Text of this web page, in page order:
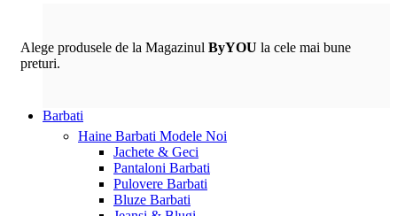
Alege produsele de la Magazinul ByYOU la cele mai bune
preturi.
Barbati
Haine Barbati Modele Noi
Jachete & Geci
Pantaloni Barbati
Pulovere Barbati
Bluze Barbati